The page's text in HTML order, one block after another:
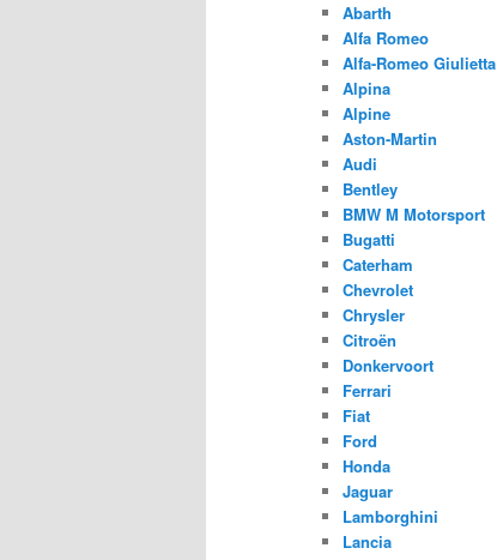
Abarth
Alfa Romeo
Alfa-Romeo Giulietta
Alpina
Alpine
Aston-Martin
Audi
Bentley
BMW M Motorsport
Bugatti
Caterham
Chevrolet
Chrysler
Citroën
Donkervoort
Ferrari
Fiat
Ford
Honda
Jaguar
Lamborghini
Lancia